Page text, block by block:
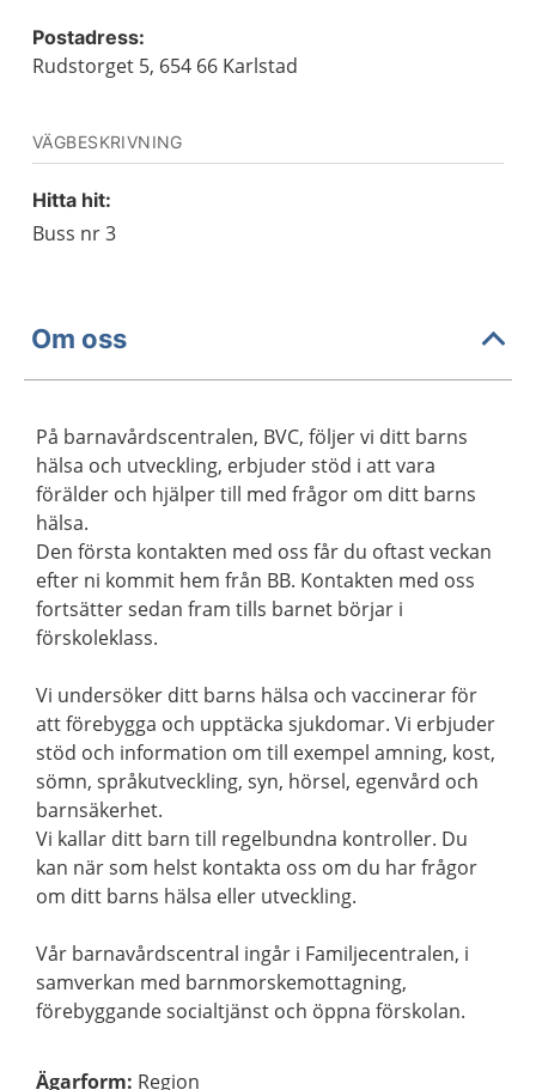
Postadress:
Rudstorget 5, 654 66 Karlstad
VÄGBESKRIVNING
Hitta hit:
Buss nr 3
Om oss
På barnavårdscentralen, BVC, följer vi ditt barns
hälsa och utveckling, erbjuder stöd i att vara
förälder och hjälper till med frågor om ditt barns
hälsa.
Den första kontakten med oss får du oftast veckan
efter ni kommit hem från BB. Kontakten med oss
fortsätter sedan fram tills barnet börjar i
förskoleklass.
Vi undersöker ditt barns hälsa och vaccinerar för
att förebygga och upptäcka sjukdomar. Vi erbjuder
stöd och information om till exempel amning, kost,
sömn, språkutveckling, syn, hörsel, egenvård och
barnsäkerhet.
Vi kallar ditt barn till regelbundna kontroller. Du
kan när som helst kontakta oss om du har frågor
om ditt barns hälsa eller utveckling.
Vår barnavårdscentral ingår i Familjecentralen, i
samverkan med barnmorskemottagning,
förebyggande socialtjänst och öppna förskolan.
Ägarform: Region